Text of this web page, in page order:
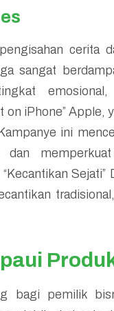
cerita
sangat
on iPhone”
ini
dan
bagi pemilik